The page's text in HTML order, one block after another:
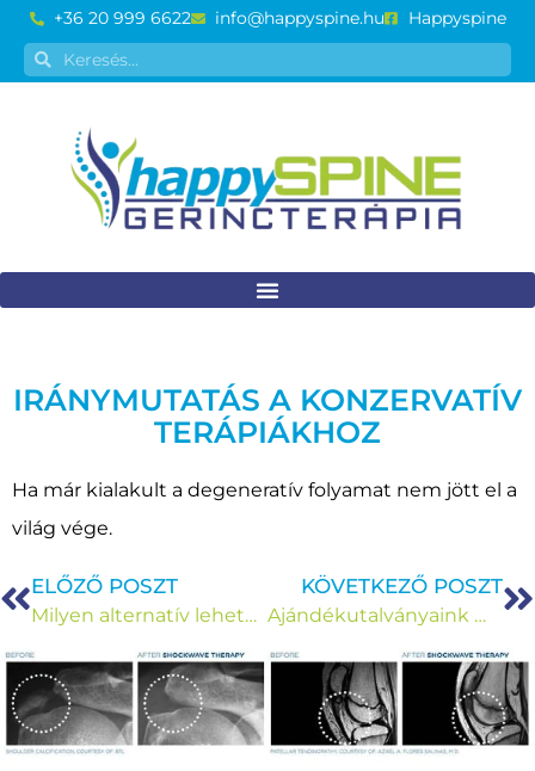
+36 20 999 6622 info@happyspine.hu Happyspine
IRÁNYMUTATÁS A KONZERVATÍV
TERÁPIÁKHOZ
Ha már kialakult a degeneratív folyamat nem jött el a
világ vége.
ELŐZŐ POSZT
Milyen alternatív lehetőségeink vannak?
KÖVETKEZŐ POSZT
Ajándékutalványaink már elérhetőek!